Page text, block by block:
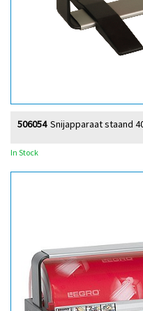
Snijapparaat staand
506054
In Stock